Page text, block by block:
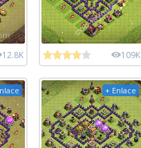
12.8K 109K
+ Enlace